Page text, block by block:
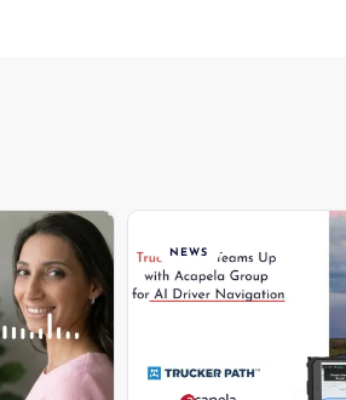
Youtube cookies to watch this video
NEWS